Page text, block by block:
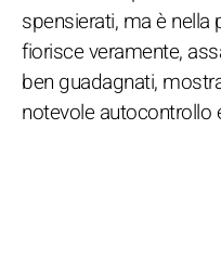
spensierati, ma è nella
fiorisce veramente,
ben guadagnati,
notevole autocontrollo